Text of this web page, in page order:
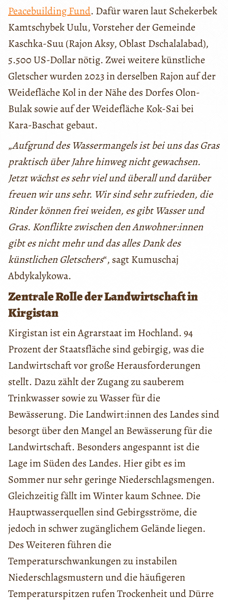
Peacebuilding Fund. Dafür waren laut Schekerbek
Kamtschybek Uulu, Vorsteher der Gemeinde
Kaschka-Suu (Rajon Aksy, Oblast Dschalalabad),
5.500 US-Dollar nötig. Zwei weitere künstliche
Gletscher wurden 2023 in derselben Rajon auf der
Weidefläche Kol in der Nähe des Dorfes Olon-
Bulak sowie auf der Weidefläche Kok-Sai bei
Kara-Baschat gebaut.
„Aufgrund des Wassermangels ist bei uns das Gras
praktisch über Jahre hinweg nicht gewachsen.
Jetzt wächst es sehr viel und überall und darüber
freuen wir uns sehr. Wir sind sehr zufrieden, die
Rinder können frei weiden, es gibt Wasser und
Gras. Konflikte zwischen den Anwohner:innen
gibt es nicht mehr und das alles Dank des
künstlichen Gletschers“, sagt Kumuschaj
Abdykalykowa.
Zentrale Rolle der Landwirtschaft in
Kirgistan
Kirgistan ist ein Agrarstaat im Hochland. 94
Prozent der Staatsfläche sind gebirgig, was die
Landwirtschaft vor große Herausforderungen
stellt. Dazu zählt der Zugang zu sauberem
Trinkwasser sowie zu Wasser für die
Bewässerung. Die Landwirt:innen des Landes sind
besorgt über den Mangel an Bewässerung für die
Landwirtschaft. Besonders angespannt ist die
Lage im Süden des Landes. Hier gibt es im
Sommer nur sehr geringe Niederschlagsmengen.
Gleichzeitig fällt im Winter kaum Schnee. Die
Hauptwasserquellen sind Gebirgsströme, die
jedoch in schwer zugänglichem Gelände liegen.
Des Weiteren führen die
Temperaturschwankungen zu instabilen
Niederschlagsmustern und die häufigeren
Temperaturspitzen rufen Trockenheit und Dürre